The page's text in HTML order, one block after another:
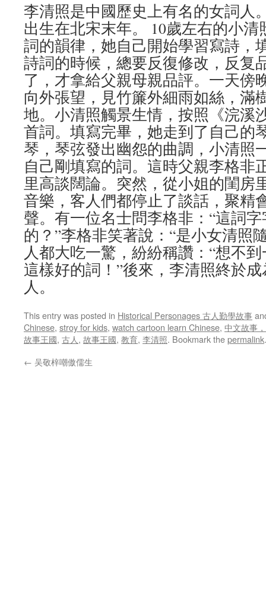
李清照是中國歷史上有名的女詞人
出生在北宋末年。 10歲左右的小
詞的韻律，她自己開始學習寫詩，
詩詞的時候，總要反復修改，反复
了，才拿給父親母親品評。一天傍
向外張望，見竹簾外細雨如絲，滿
地。小清照觸景生情，按照《浣溪
首詞。填寫完畢，她走到了自己的
琴，琴弦發出幽怨的曲調，小清照
自己剛填寫的詞。這時父親李格非
里高談闊論。突然，從小姐的閨房
音樂，客人們都停止了談話，聚精
聲。有一位名士問李格非：“這詞
的？”李格非笑著說：“是小女清照
人都大吃一驚，紛紛稱讚：“想不
這樣好的詞！”後來，李清照終於
人。
This entry was posted in Historical Personages 古人勤學故事
Chinese, stroy for kids, watch cartoon learn Chinese, 中文故事
故事王國, 古人, 故事王國, 教育, 李清照. Bookmark thepermalink.
← 吴敬梓嘲傲儒生